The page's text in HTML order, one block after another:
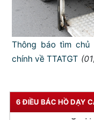
Thông báo tìm
chính về TTATGT
6 ĐIỀU BÁC HỒ DẠY
NGƯỜI
Đối với tự mình,
Đối với chính